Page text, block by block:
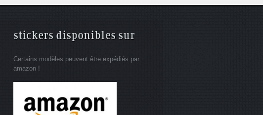
stickers disponibles sur
Certains modèles peuvent être expédiés par
amazon !